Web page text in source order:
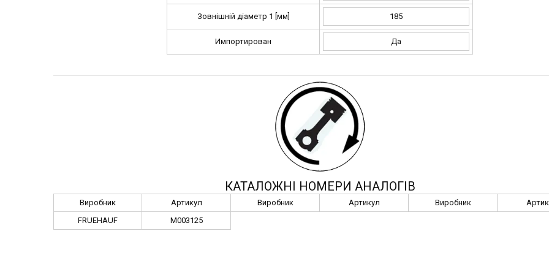
Зовнішній діаметр 1 [мм] 185
Импортирован Да
КАТАЛОЖНІ НОМЕРИ АНАЛОГІВ
Виробник Артикул Виробник Артикул Виробник
FRUEHAUF
M003125